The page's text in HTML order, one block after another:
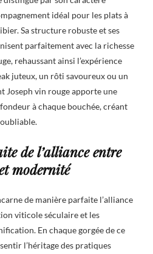
idéal pour les plats à
Sa structure robuste et ses
parfaitement avec la richesse
rehaussant ainsi l’expérience
juteux, un rôti savoureux ou un
Joseph vin rouge apporte une
à chaque bouchée, créant
de l’alliance entre
modernité
de manière parfaite l’alliance
viticole séculaire et les
En chaque gorgée de ce
l’héritage des pratiques